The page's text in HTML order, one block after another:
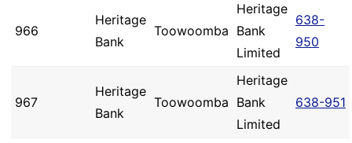
966
Heritage
Bank
Toowoomba
Heritage
Bank
Limited
638-
950
967
Heritage
Bank
Toowoomba
Heritage
Bank
Limited
638-951